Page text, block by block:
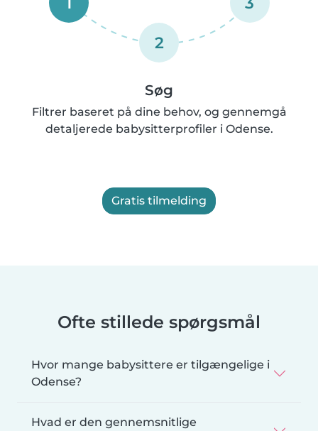
2
Søg
Filtrer baseret på dine behov, og gennemgå
detaljerede babysitterprofiler i Odense.
Gratis tilmelding
Ofte stillede spørgsmål
Hvor mange babysittere er tilgængelige i
Odense?
Hvad er den gennemsnitlige